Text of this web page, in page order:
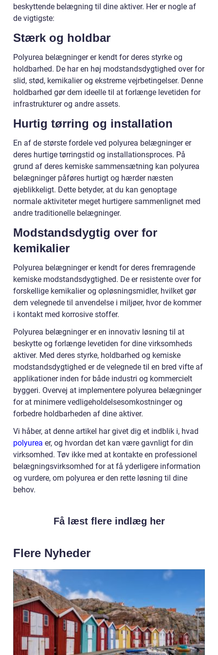
beskyttende belægning til dine aktiver. Her er nogle af
de vigtigste:
Stærk og holdbar
Polyurea belægninger er kendt for deres styrke og
holdbarhed. De har en høj modstandsdygtighed over for
slid, stød, kemikalier og ekstreme vejrbetingelser. Denne
holdbarhed gør dem ideelle til at forlænge levetiden for
infrastrukturer og andre assets.
Hurtig tørring og installation
En af de største fordele ved polyurea belægninger er
deres hurtige tørringstid og installationsproces. På
grund af deres kemiske sammensætning kan polyurea
belægninger påføres hurtigt og hærder næsten
øjeblikkeligt. Dette betyder, at du kan genoptage
normale aktiviteter meget hurtigere sammenlignet med
andre traditionelle belægninger.
Modstandsdygtig over for
kemikalier
Polyurea belægninger er kendt for deres fremragende
kemiske modstandsdygtighed. De er resistente over for
forskellige kemikalier og opløsningsmidler, hvilket gør
dem velegnede til anvendelse i miljøer, hvor de kommer
i kontakt med korrosive stoffer.
Polyurea belægninger er en innovativ løsning til at
beskytte og forlænge levetiden for dine virksomheds
aktiver. Med deres styrke, holdbarhed og kemiske
modstandsdygtighed er de velegnede til en bred vifte af
applikationer inden for både industri og kommercielt
byggeri. Overvej at implementere polyurea belægninger
for at minimere vedligeholdelsesomkostninger og
forbedre holdbarheden af dine aktiver.
Vi håber, at denne artikel har givet dig et indblik i, hvad
polyurea er, og hvordan det kan være gavnligt for din
virksomhed. Tøv ikke med at kontakte en professionel
belægningsvirksomhed for at få yderligere information
og vurdere, om polyurea er den rette løsning til dine
behov.
Få læst flere indlæg her
Flere Nyheder